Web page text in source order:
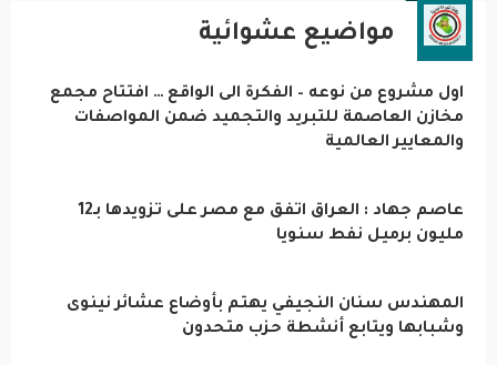
مواضيع عشوائية
اول مشروع من نوعه – الفكرة الى الواقع … افتتاح مجمع
مخازن العاصمة للتبريد والتجميد ضمن المواصفات
والمعايير العالمية
عاصم جهاد : العراق اتفق مع مصر على تزويدها بـ12
مليون برميل نفط سنويا
المهندس سنان النجيفي يهتم بأوضاع عشائر نينوى
وشبابها ويتابع أنشطة حزب متحدون